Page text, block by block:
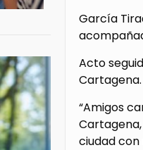
García
Acto
Cartagena.
“Amigos
ciudad